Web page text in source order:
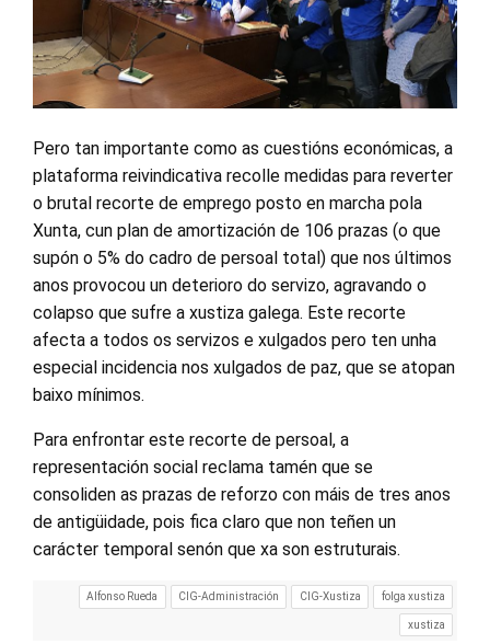
Pero tan importante como as cuestións económicas, a
plataforma reivindicativa recolle medidas para reverter
o brutal recorte de emprego posto en marcha pola
Xunta, cun plan de amortización de 106 prazas (o que
supón o 5% do cadro de persoal total) que nos últimos
anos provocou un deterioro do servizo, agravando o
colapso que sufre a xustiza galega. Este recorte
afecta a todos os servizos e xulgados pero ten unha
especial incidencia nos xulgados de paz, que se atopan
baixo mínimos.
Para enfrontar este recorte de persoal, a
representación social reclama tamén que se
consoliden as prazas de reforzo con máis de tres anos
de antigüidade, pois fica claro que non teñen un
carácter temporal senón que xa son estruturais.
Alfonso Rueda CIG-Administración CIG-Xustiza folga xustiza
xustiza